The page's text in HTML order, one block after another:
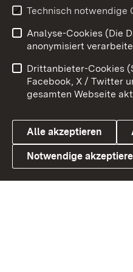
Youtube
Link zum Landesportal
Benutzungshinweise
Datenschutz
Technisch notwendige
Analyse-Cookies (Die
anonymisiert
Drittanbieter-Cookies
Facebook, X / Twitter
gesamten Webseite
Alle akzeptieren
Notwendige